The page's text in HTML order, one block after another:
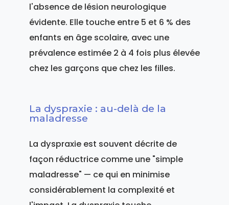
l'absence de lésion neurologique
évidente. Elle touche entre 5 et 6 % des
enfants en âge scolaire, avec une
prévalence estimée 2 à 4 fois plus élevée
chez les garçons que chez les filles.
La dyspraxie : au-delà de la
maladresse
La dyspraxie est souvent décrite de
façon réductrice comme une "simple
maladresse" — ce qui en minimise
considérablement la complexité et